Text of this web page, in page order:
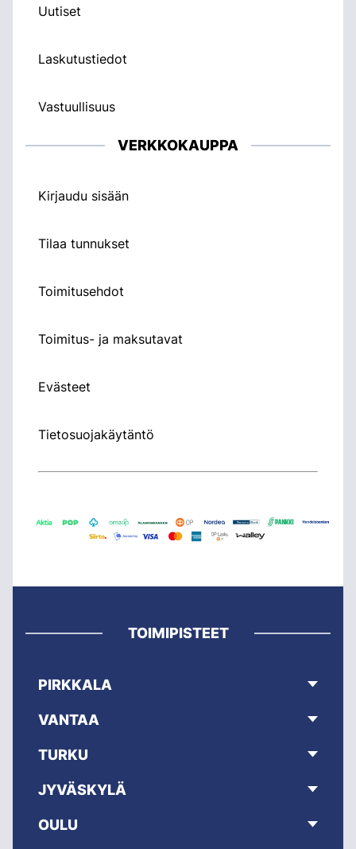
Uutiset
Laskutustiedot
Vastuullisuus
VERKKOKAUPPA
Kirjaudu sisään
Tilaa tunnukset
Toimitusehdot
Toimitus- ja maksutavat
Evästeet
Tietosuojakäytäntö
TOIMIPISTEET
PIRKKALA
VANTAA
TURKU
JYVÄSKYLÄ
OULU